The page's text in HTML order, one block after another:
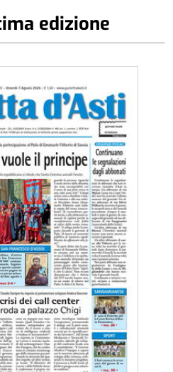
edizione